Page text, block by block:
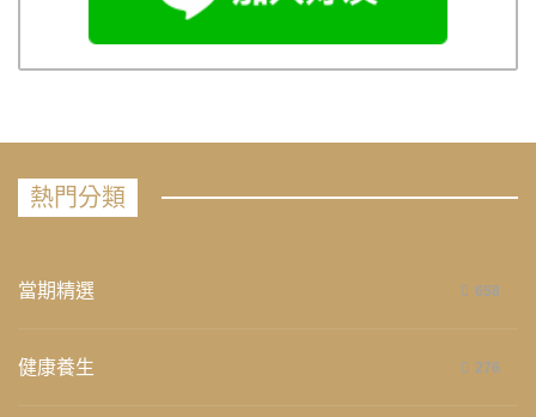
熱門分類
當期精選 658
健康養生 276